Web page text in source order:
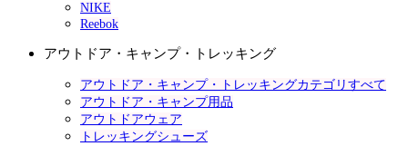
NIKE
Reebok
アウトドア・キャンプ・トレッキング
アウトドア・キャンプ・トレッキングカテゴリすべて
アウトドア・キャンプ用品
アウトドアウェア
トレッキングシューズ